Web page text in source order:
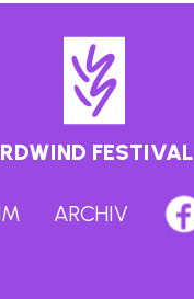
FESTIVAL
ARCHIV